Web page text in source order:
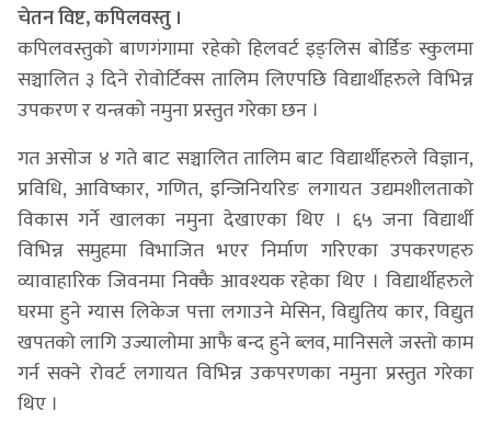
चेतन विष्ट, कपिलवस्तु ।
कपिलवस्तुको बाणगंगामा रहेको हिलवर्ट इङ्लिस बोर्डिङ स्कुलमा
सञ्चालित ३ दिने रोवोर्टिक्स तालिम लिएपछि विद्यार्थीहरुले विभिन्न
उपकरण र यन्त्रको नमुना प्रस्तुत गरेका छन ।
गत असोज ४ गते बाट सञ्चालित तालिम बाट विद्यार्थीहरुले विज्ञान,
प्रविधि, आविष्कार, गणित, इन्जिनियरिङ लगायत उद्यमशीलताको
विकास गर्ने खालका नमुना देखाएका थिए । ६५ जना विद्यार्थी
विभिन्न समुहमा विभाजित भएर निर्माण गरिएका उपकरणहरु
व्यावाहारिक जिवनमा निक्कै आवश्यक रहेका थिए । विद्यार्थीहरुले
घरमा हुने ग्यास लिकेज पत्ता लगाउने मेसिन, विद्युतिय कार, विद्युत
खपतको लागि उज्यालोमा आफै बन्द हुने ब्लव, मानिसले जस्तो काम
गर्न सक्ने रोवर्ट लगायत विभिन्न उकपरणका नमुना प्रस्तुत गरेका
थिए ।